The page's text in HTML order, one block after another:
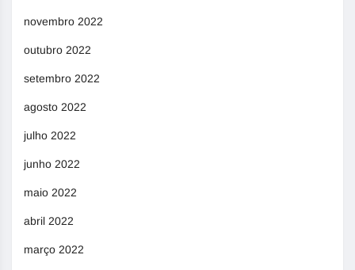
novembro 2022
outubro 2022
setembro 2022
agosto 2022
julho 2022
junho 2022
maio 2022
abril 2022
março 2022